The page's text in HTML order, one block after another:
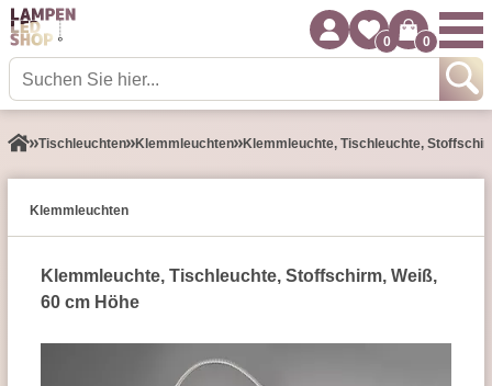
0 0
Tisch­leuchten Klemmleuchten Klemmleuchte, Tischleuchte,
Klemmleuchten
Klemmleuchte, Tischleuchte, Stoffschirm, Weiß,
60 cm Höhe